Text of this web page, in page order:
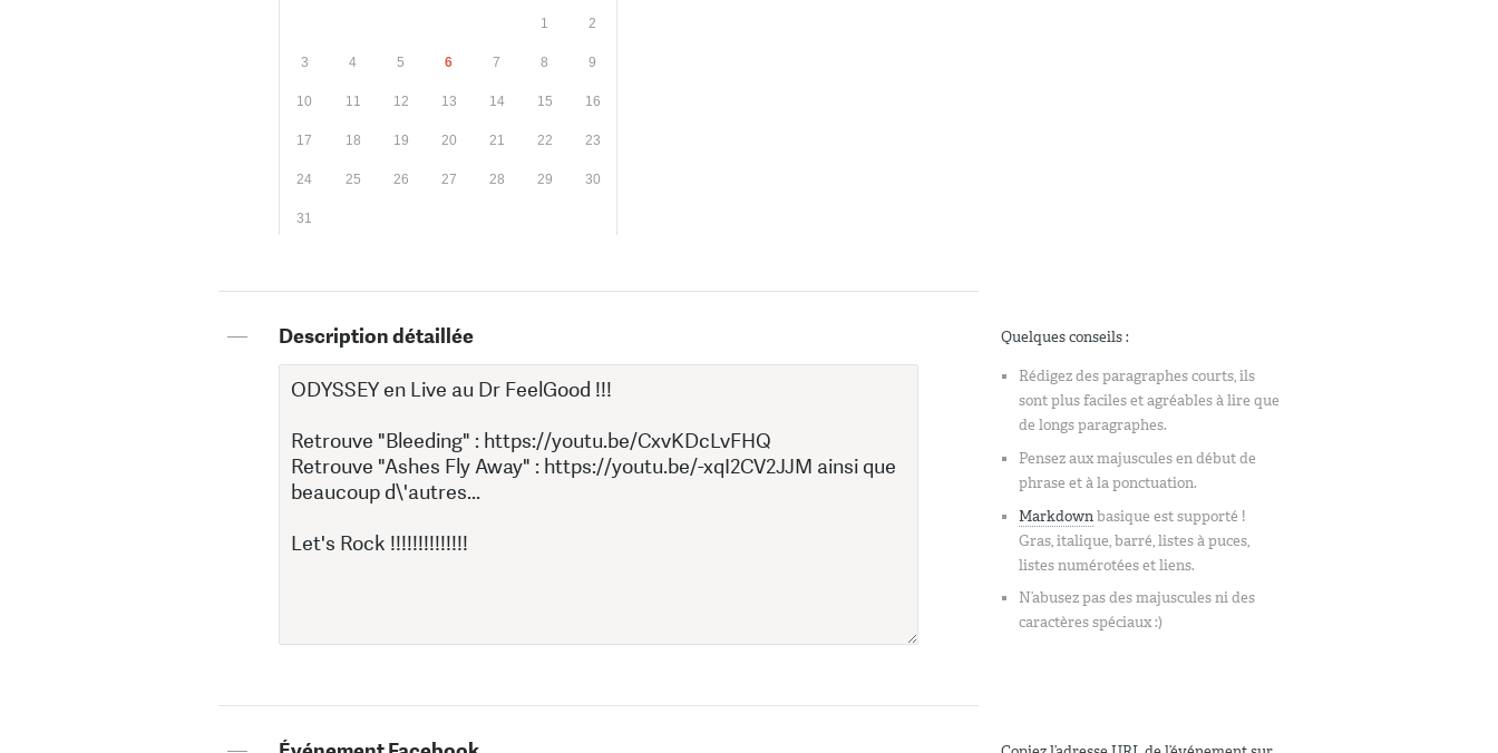
1 2
3 4 5 6 7 8 9
10 11 12 13 14 15 16
17 18 19 20 21 22 23
24 25 26 27 28 29 30
31
— Description détaillée Quelques conseils :
Rédigez des paragraphes courts, ils
sont plus faciles et agréables à lire que
de longs paragraphes.
Pensez aux majuscules en début de
phrase et à la ponctuation.
Markdownbasique est supporté !
Gras, italique, barré, listes à puces,
listes numérotées et liens.
N’abusez pas des majuscules ni des
caractères spéciaux :)